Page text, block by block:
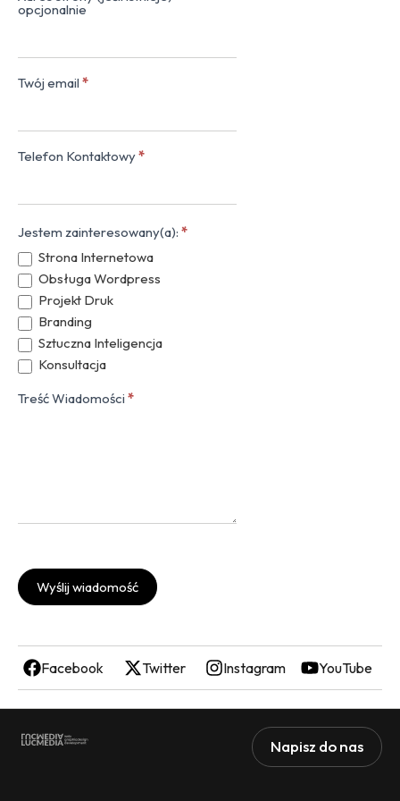
opcjonalnie
Twój email *
Telefon Kontaktowy*
Jestem zainteresowany(a): *
Strona Internetowa
Obsługa Wordpress
Projekt Druk
Branding
Sztuczna Inteligencja
Konsultacja
Treść Wiadomości *
Wyślij wiadomość
Facebook Twitter Instagram YouTube
Napisz do nas